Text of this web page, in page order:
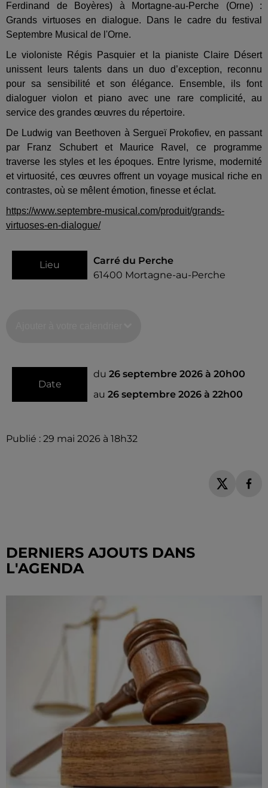
Ferdinand de Boyères) à Mortagne-au-Perche (Orne) :
Grands virtuoses en dialogue. Dans le cadre du festival
Septembre Musical de l'Orne.
Le violoniste Régis Pasquier et la pianiste Claire Désert
unissent leurs talents dans un duo d’exception, reconnu
pour sa sensibilité et son élégance. Ensemble, ils font
dialoguer violon et piano avec une rare complicité, au
service des grandes œuvres du répertoire.
De Ludwig van Beethoven à Sergueï Prokofiev, en passant
par Franz Schubert et Maurice Ravel, ce programme
traverse les styles et les époques. Entre lyrisme, modernité
et virtuosité, ces œuvres offrent un voyage musical riche en
contrastes, où se mêlent émotion, finesse et éclat.
https://www.septembre-musical.com/produit/grands-
virtuoses-en-dialogue/
Lieu
Carré du Perche
61400 Mortagne-au-Perche
Date
du 26 septembre 2026 à 20h00
au 26 septembre 2026 à 22h00
Publié : 29 mai 2026 à 18h32
DERNIERS AJOUTS DANS
L'AGENDA